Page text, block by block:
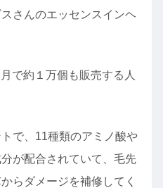
さんのエッセンスインヘ
で約１万個も販売する人
で、11種類のアミノ酸や
が配合されていて、毛先
らダメージを補修してく